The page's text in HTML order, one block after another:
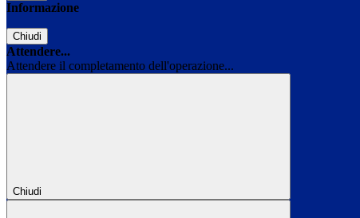
Informazione
Chiudi
Attendere...
Attendere il completamento dell'operazione...
Chiudi